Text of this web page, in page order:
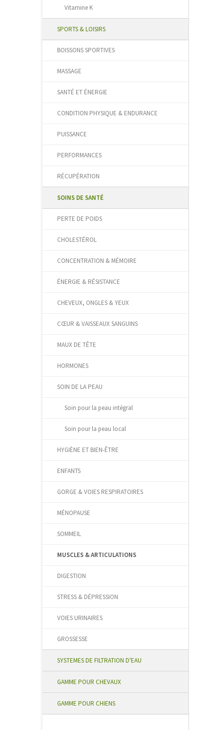
Vitamine K
SPORTS & LOISIRS
BOISSONS SPORTIVES
MASSAGE
SANTÉ ET ÉNERGIE
CONDITION PHYSIQUE & ENDURANCE
PUISSANCE
PERFORMANCES
RÉCUPÉRATION
SOINS DE SANTÉ
PERTE DE POIDS
CHOLESTÉROL
CONCENTRATION & MÉMOIRE
ÉNERGIE & RÉSISTANCE
CHEVEUX, ONGLES & YEUX
CŒUR & VAISSEAUX SANGUINS
MAUX DE TÊTE
HORMONES
SOIN DE LA PEAU
Soin pour la peau intégral
Soin pour la peau local
HYGIÈNE ET BIEN-ÊTRE
ENFANTS
GORGE & VOIES RESPIRATOIRES
MÉNOPAUSE
SOMMEIL
MUSCLES & ARTICULATIONS
DIGESTION
STRESS & DÉPRESSION
VOIES URINAIRES
GROSSESSE
SYSTEMES DE FILTRATION D'EAU
GAMME POUR CHEVAUX
GAMME POUR CHIENS